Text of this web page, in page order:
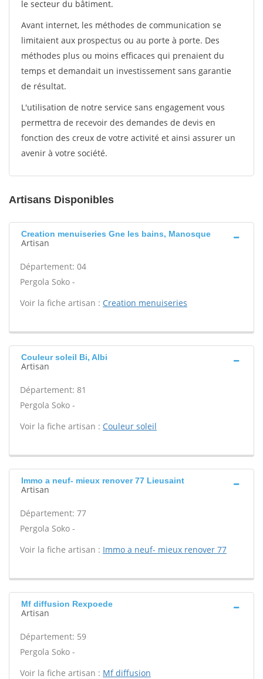
le secteur du bâtiment.
Avant internet, les méthodes de communication se
limitaient aux prospectus ou au porte à porte. Des
méthodes plus ou moins efficaces qui prenaient du
temps et demandait un investissement sans garantie
de résultat.
L'utilisation de notre service sans engagement vous
permettra de recevoir des demandes de devis en
fonction des creux de votre activité et ainsi assurer un
avenir à votre société.
Artisans Disponibles
Creation menuiseries Gne les bains, Manosque
Artisan
Département: 04
Pergola Soko -
Voir la fiche artisan : Creation menuiseries
Couleur soleil Bi, Albi
Artisan
Département: 81
Pergola Soko -
Voir la fiche artisan : Couleur soleil
Immo a neuf- mieux renover 77 Lieusaint
Artisan
Département: 77
Pergola Soko -
Voir la fiche artisan : Immo a neuf- mieux renover 77
Mf diffusion Rexpoede
Artisan
Département: 59
Pergola Soko -
Voir la fiche artisan : Mf diffusion